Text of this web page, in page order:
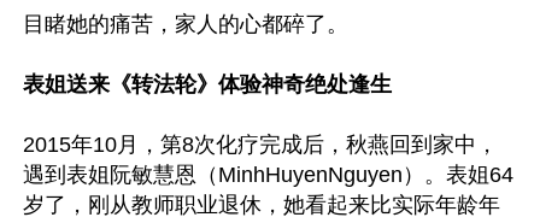
目睹她的痛苦，家人的心都碎了。
表姐送来《转法轮》体验神奇绝处逢生
2015年10月，第8次化疗完成后，秋燕回到家中，
遇到表姐阮敏慧恩（MinhHuyenNguyen）。表姐64
岁了，刚从教师职业退休，她看起来比实际年龄年